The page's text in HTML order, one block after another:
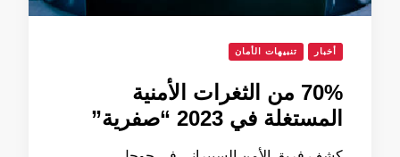
أخبار تنبيهات الأمان
70% من الثغرات الأمنية
المستغلة في 2023 “صفرية”